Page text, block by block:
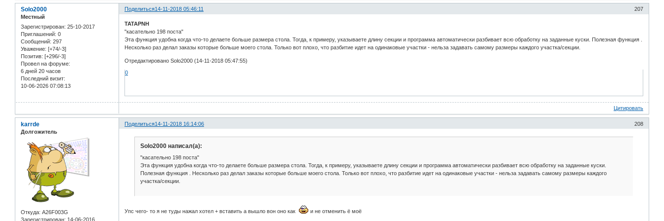
Поделиться 207
14-11-2018 05:46:11
Solo2000
Местный
Зарегистрирован: 25-10-2017
Приглашений: 0
Сообщений: 297
Уважение: [+74/-3]
Позитив: [+296/-3]
Провел на форуме:
6 дней 20 часов
Последний визит:
10-06-2026 07:08:13
TATAPNH
"касательно 198 поста"
Эта функция удобна когда что-то делаете больше размера стола. Тогда, к примеру, указываете длину секции и программа автоматически разбивает всю обработку на заданные куски. Полезная функция .
Несколько раз делал заказы которые больше моего стола. Только вот плохо, что разбитие идет на одинаковые участки - нельза задавать самому размеры каждого участка/секции.
Отредактировано Solo2000 (14-11-2018 05:47:55)
0
Цитировать
Поделиться 208
14-11-2018 16:14:06
karrde
Долгожитель
Откуда: A26F003G
Зарегистрирован: 14-06-2016
Solo2000 написал(а):
"касательно 198 поста"
Эта функция удобна когда что-то делаете больше размера стола. Тогда, к примеру, указываете длину секции и программа автоматически разбивает всю обработку на заданные куски.
Полезная функция . Несколько раз делал заказы которые больше моего стола. Только вот плохо, что разбитие идет на одинаковые участки - нельза задавать самому размеры каждого
участка/секции.
Упс чего- то я не туды нажал хотел + вставить а вышло вон оно как и не отменить ё моё